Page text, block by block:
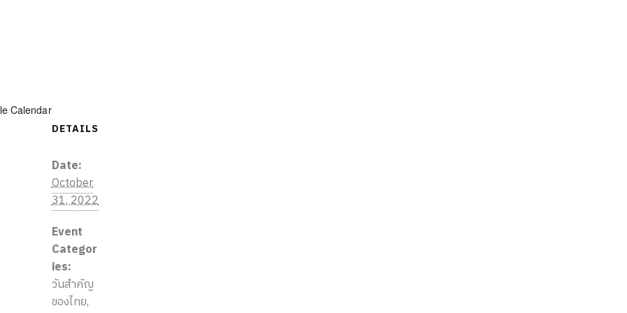
Calendar
DETAILS
Date:
October
31, 2022
Event
Categor
ies:
วันสำคัญ
ของไทย,